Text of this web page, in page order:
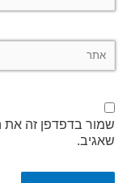
שמור בדפדפן זה את
שאגיב.